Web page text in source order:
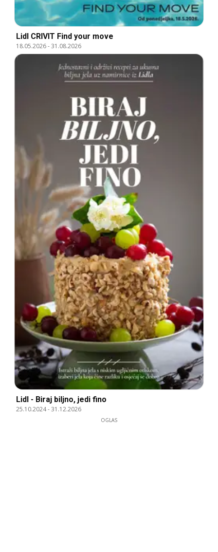
Lidl CRIVIT Find your move
18.05.2026-31.08.2026
Lidl - Biraj biljno, jedi fino
25.10.2024-31.12.2026
OGLAS